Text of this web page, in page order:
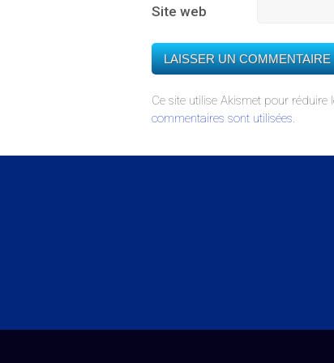
Site web
Ce site utilise Akismet pour réduire
commentaires sont utilisées.